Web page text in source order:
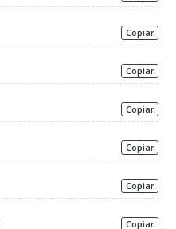
Copiar
Copiar
Copiar
Copiar
Copiar
Copiar